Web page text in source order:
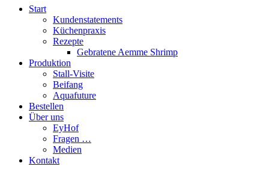
Start
Kundenstatements
Küchenpraxis
Rezepte
Gebratene Aemme Shrimp
Produktion
Stall-Visite
Beifang
Aquafuture
Bestellen
Über uns
EyHof
Fragen …
Medien
Kontakt